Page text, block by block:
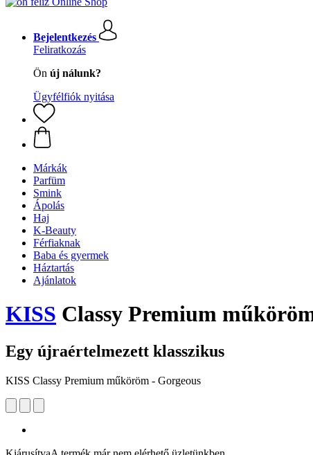
Bejelentkezés
Feliratkozás
Ön új nálunk?
Ügyfélfiók nyitása
Márkák
Parfüm
Smink
Ápolás
Haj
K-Beauty
Férfiaknak
Baba és gyermek
Háztartás
Ajánlatok
KISS Classy Premium
Egy újraértelmezett klasszikus
KISS Classy Premium műköröm - Gorgeous